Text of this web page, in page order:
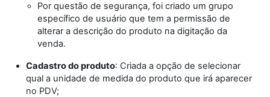
Por questão de segurança, foi criado um grupo
específico de usuário que tem a permissão de
alterar a descrição do produto na digitação da
venda.
Cadastro do produto: Criada a opção de selecionar
qual a unidade de medida do produto que irá aparecer
no PDV;